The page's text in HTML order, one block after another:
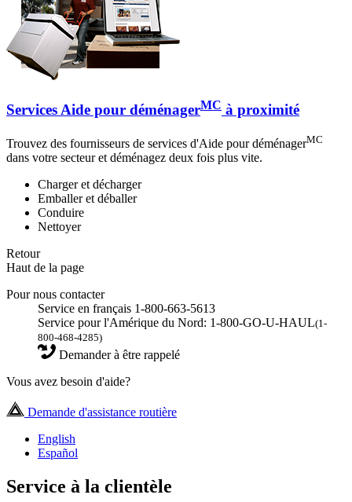
Services Aide pour déménagerMC à proximité
Trouvez des fournisseurs de services d'Aide pour déménagerMC
dans votre secteur et déménagez deux fois plus vite.
Charger et décharger
Emballer et déballer
Conduire
Nettoyer
Retour
Haut de la page
Pour nous contacter
Service en français 1-800-663-5613
Service pour l'Amérique du Nord: 1-800-GO-U-HAUL(1-
800-468-4285)
Demander à être rappelé
Vous avez besoin d'aide?
Demande d'assistance routière
English
Español
Service à la clientèle